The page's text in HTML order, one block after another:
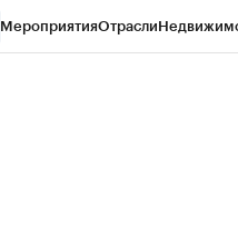
МероприятияОтрасли